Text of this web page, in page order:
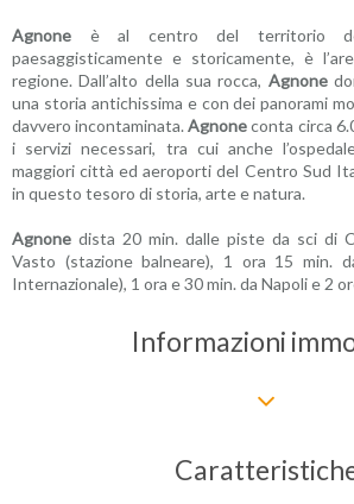
Agnone è al centro del territorio
paesaggisticamente e storicamente, è
regione. Dall’alto della sua rocca, Agnone
una storia antichissima e con dei panorami
davvero incontaminata.Agnoneconta circa
i servizi necessari, tra cui anche
maggiori città ed aeroporti del Centro Sud
in questo tesoro di storia, arte e natura.
Agnone dista 20 min. dalle piste da sci di
Vasto (stazione balneare), 1 ora 15 min.
Internazionale), 1 ora e 30 min. da Napoli e 2
Informazioni